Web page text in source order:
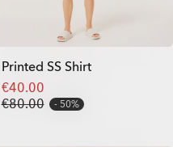
Printed SS Shirt
€40.00
€80.00
50%